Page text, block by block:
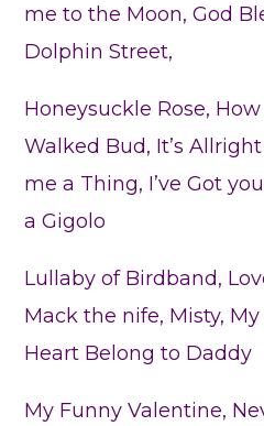
me to the Moon, God
Dolphin Street,
Honeysuckle Rose,
Walked Bud, It’s
me a Thing, I’ve Got
a Gigolo
Lullaby of Birdband,
Mack the nife, Misty,
Heart Belong to Daddy
My Funny Valentine,